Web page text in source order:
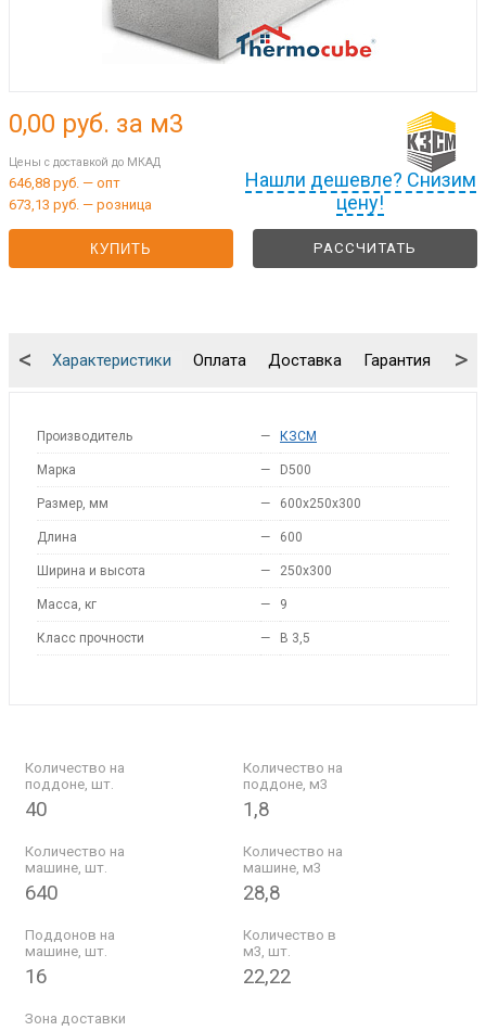
Нашли дешевле? Снизим
цену!
0,00 руб. за м3
Цены с доставкой до МКАД
646,88 руб. — опт
673,13 руб. — розница
КУПИТЬ РАССЧИТАТЬ
Характеристики Оплата Доставка Гарантия
< >
Производитель — КЗСМ
Марка — D500
Размер, мм — 600x250x300
Длина — 600
Ширина и высота — 250x300
Масса, кг — 9
Класс прочности — B 3,5
Количество на
поддоне, шт.
40
Количество на
поддоне, м3
1,8
Количество на
машине, шт.
640
Количество на
машине, м3
28,8
Поддонов на
машине, шт.
16
Количество в
м3, шт.
22,22
Зона доставки